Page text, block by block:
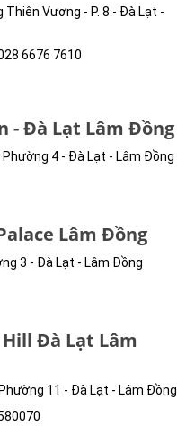
Vương - P. 8 - Đà Lạt -
6676 7610
- Đà Lạt Lâm Đồng
4 - Đà Lạt - Lâm Đồng
Lâm Đồng
3 - Đà Lạt - Lâm Đồng
Hill Đà Lạt Lâm
11 - Đà Lạt - Lâm Đồng